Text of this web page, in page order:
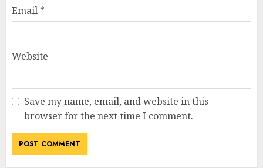
Email *
Website
Save my name, email, and website in this
browser for the next time I comment.